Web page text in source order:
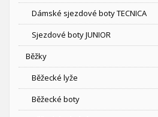
Dámské sjezdové boty TECNICA
Sjezdové boty JUNIOR
Běžky
Běžecké lyže
Běžecké boty